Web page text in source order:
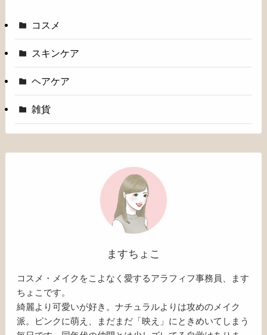
コスメ
スキンケア
ヘアケア
雑貨
ますちょこ
コスメ・メイクをこよなく愛するアラフィフ事務員、ます
ちょこです。
綺麗より可愛いが好き。ナチュラルよりは攻めのメイク
派。ピンクに萌え、まだまだ「映え」にときめいてしまう